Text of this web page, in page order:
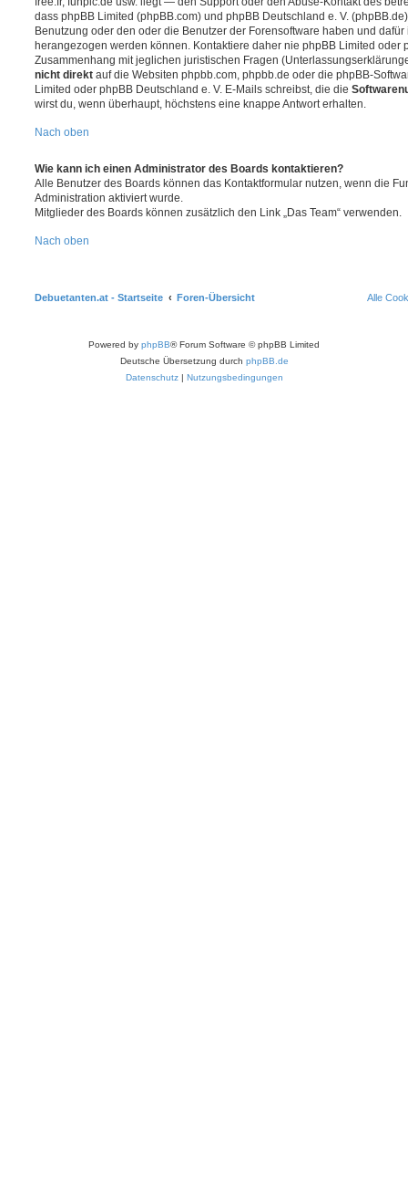
dass phpBB Limited (phpBB.com) und phpBB Deutschland e. V.
Benutzung oder den oder die Benutzer der Forensoftware haben und
herangezogen werden können. Kontaktiere daher nie phpBB Limited oder
Zusammenhang mit jeglichen juristischen Fragen
nicht direkt auf die Websiten phpbb.com, phpbb.de oder die phpBB-
Limited oder phpBB Deutschland e. V. E-Mails schreibst, die die
wirst du, wenn überhaupt, höchstens eine knappe Antwort erhalten.
Nach oben
Wie kann ich einen Administrator des Boards kontaktieren?
Alle Benutzer des Boards können das Kontaktformular nutzen, wenn die
Administration aktiviert wurde.
Mitglieder des Boards können zusätzlich den Link „Das Team“ verwenden.
Nach oben
Debuetanten.at - Startseite Foren-Übersicht Alle
Powered by phpBB® Forum Software © phpBB Limited
Deutsche Übersetzung durch phpBB.de
Datenschutz| Nutzungsbedingungen